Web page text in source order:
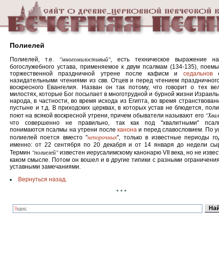
Полиелей
Полиелей, т.е. "многомилостивый", есть техническое выражение
богослужебного устава, применяемое к двум псалмам (134-135),
торжественной праздничной утрене после кафисм и седальнов
назидательными чтениями из свв. Отцев и перед чтением
воскресного Евангелия. Назван он так потому, что говорит о тех
милостях, которые Бог посылает в многотрудной и бурной жизни
народа, в частности, во время исхода из Египта, во время
пустыне и т.д. В приходских церквах, в которых устав не блюдется,
поют на всякой воскресной утрени, причем обыватели называют его
что совершенно не правильно, так как под "хвалитными"
понимаются псалмы на утрени после канона и перед славословием. По
полиелей поется вместо "непорочных", только в известные периоды
именно: от 22 сентября по 20 декабря и от 14 января до недели
Термин "полиелей" известен иерусалимскому канонарю VII века, но не
каком смысле. Потом он вошел и в другие типики с разными
уставными замечаниями.
Вернуться назад.
* * *